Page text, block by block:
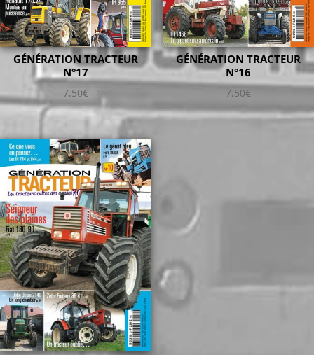
GÉNÉRATION TRACTEUR
N°17
7,50€
GÉNÉRATION TRACTEUR
N°16
7,50€